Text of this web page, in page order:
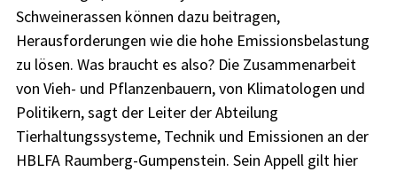
Schweinerassen können dazu beitragen,
Herausforderungen wie die hohe Emissionsbelastung
zu lösen. Was braucht es also? Die Zusammenarbeit
von Vieh- und Pflanzenbauern, von Klimatologen und
Politikern, sagt der Leiter der Abteilung
Tierhaltungssysteme, Technik und Emissionen an der
HBLFA Raumberg-Gumpenstein. Sein Appell gilt hier